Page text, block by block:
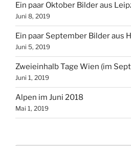
Ein paar Oktober Bilder aus
Juni 8, 2019
Ein paar September Bilder aus
Juni 5, 2019
Zweieinhalb Tage Wien (im
Juni 1, 2019
Alpen im Juni 2018
Mai 1, 2019